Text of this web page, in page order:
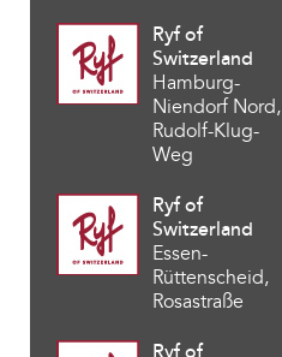
Ryf of
Switzerland
Hamburg-
Niendorf Nord,
Rudolf-Klug-
Weg
Ryf of
Switzerland
Essen-
Rüttenscheid,
Rosastraße
Ryf of